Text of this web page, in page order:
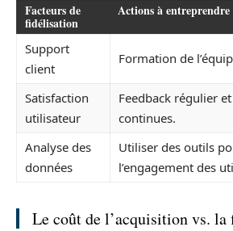
Facteurs de
fidélisation
Actions à entreprendre
Support
client
Formation de
Satisfaction
utilisateur
Feedback régulier
continues.
Analyse des
données
Utiliser des outils
l’engagement des
Le coût de l’acquisition vs.